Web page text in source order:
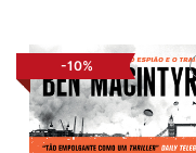
-10%